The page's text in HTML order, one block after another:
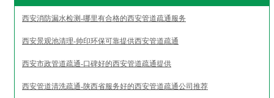
西安消防漏水检测-哪里有合格的西安管道疏通服务
西安景观池清理-帅印环保可靠提供西安管道疏通
西安市政管道疏通-口碑好的西安管道疏通提供
西安管道清洗疏通-陕西省服务好的西安管道疏通公司推荐